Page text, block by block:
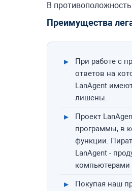
В
Преимущества
При работе с
ответов на
LanAgent
лишены.
Проект
программы, в
функции.
LanAgent -
компьютерами
Покупая наш